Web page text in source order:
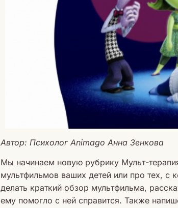
Автор: Психолог Animago Анна Зенкова
Мы начинаем новую рубрику Мульт-
мультфильмов ваших детей или про тех, с
делать краткий обзор мультфильма,
ему помогло с ней справится. Также